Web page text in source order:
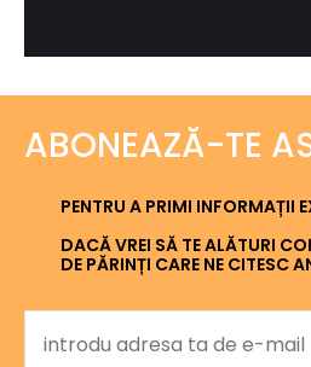
ABONEAZĂ-TE
PENTRU A PRIMI INFORMAȚII
DACĂ VREI SĂ TE ALĂTURI
DE PĂRINȚI CARE NE CITESC